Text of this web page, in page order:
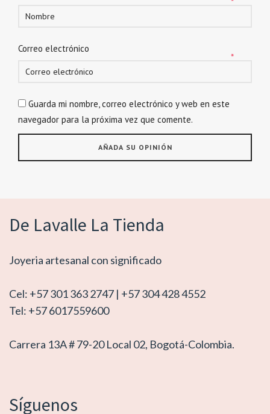
Correo electrónico
*
Guarda mi nombre, correo electrónico y web en este
navegador para la próxima vez que comente.
De Lavalle La Tienda
Joyeria artesanal con significado
Cel: +57 301 363 2747 | +57 304 428 4552
Tel: +57 6017559600
Carrera 13A # 79-20 Local 02, Bogotá-Colombia.
Síguenos